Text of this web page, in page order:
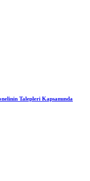
Talepleri Kapsamında